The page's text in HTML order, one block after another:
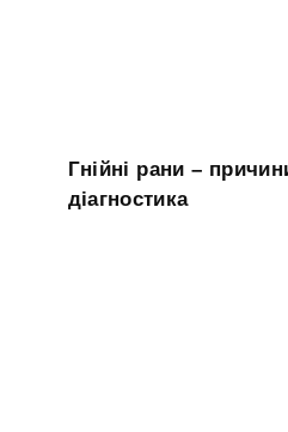
Гнійні рани –
діагностика